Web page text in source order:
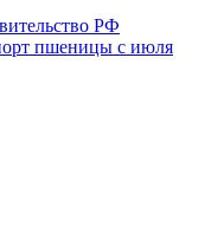
РФ
пшеницы с июля